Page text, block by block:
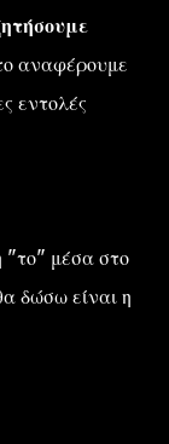
αναφέρουμε
εντολές
"το" μέσα στο
δώσω είναι η